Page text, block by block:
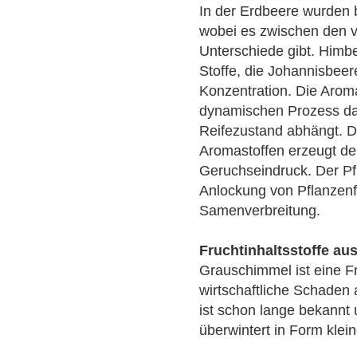
In der Erdbeere wurden
wobei es zwischen den
Unterschiede gibt.
Stoffe, die
Konzentration. Die
dynamischen Prozess
Reifezustand abhängt.
Aromastoffen erzeugt
Geruchseindruck. Der
Anlockung von
Samenverbreitung.
Fruchtinhaltsstoffe
Grauschimmel ist eine
wirtschaftliche Schaden
ist schon lange bekannt
überwintert in Form